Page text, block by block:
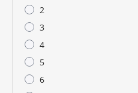
2
3
4
5
6